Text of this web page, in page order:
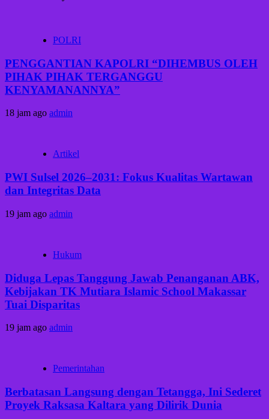
POLRI
PENGGANTIAN KAPOLRI “DIHEMBUS OLEH
PIHAK PIHAK TERGANGGU
KENYAMANANNYA”
18 jam ago admin
Artikel
PWI Sulsel 2026–2031: Fokus Kualitas Wartawan
dan Integritas Data
19 jam ago admin
Hukum
Diduga Lepas Tanggung Jawab Penanganan ABK,
Kebijakan TK Mutiara Islamic School Makassar
Tuai Disparitas
19 jam ago admin
Pemerintahan
Berbatasan Langsung dengan Tetangga, Ini Sederet
Proyek Raksasa Kaltara yang Dilirik Dunia